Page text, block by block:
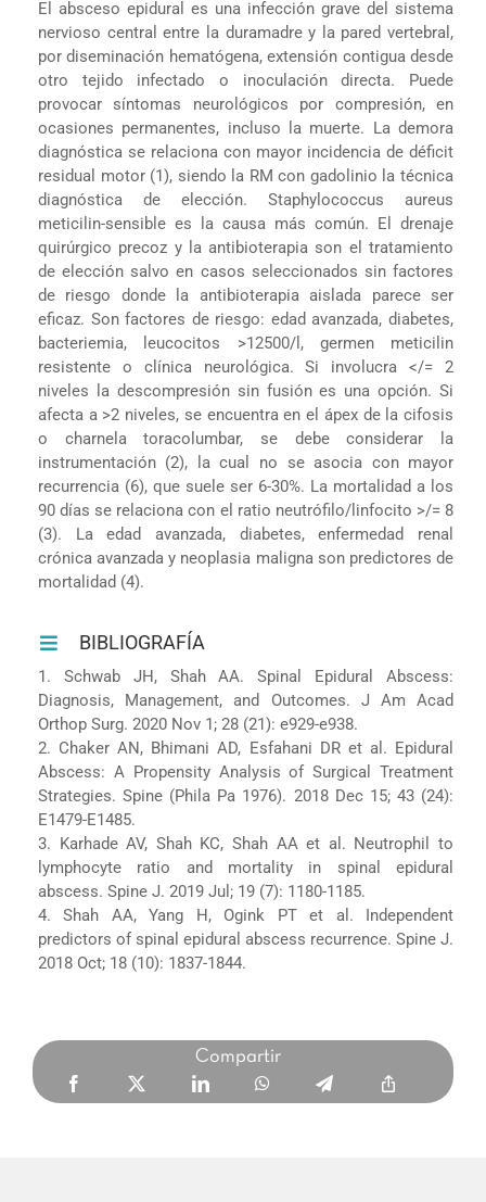
El absceso epidural es una infección grave del sistema
nervioso central entre la duramadre y la pared vertebral,
por diseminación hematógena, extensión contigua desde
otro tejido infectado o inoculación directa. Puede
provocar síntomas neurológicos por compresión, en
ocasiones permanentes, incluso la muerte. La demora
diagnóstica se relaciona con mayor incidencia de déficit
residual motor (1), siendo la RM con gadolinio la técnica
diagnóstica de elección. Staphylococcus aureus
meticilin-sensible es la causa más común. El drenaje
quirúrgico precoz y la antibioterapia son el tratamiento
de elección salvo en casos seleccionados sin factores
de riesgo donde la antibioterapia aislada parece ser
eficaz. Son factores de riesgo: edad avanzada, diabetes,
bacteriemia, leucocitos >12500/l, germen meticilin
resistente o clínica neurológica. Si involucra </= 2
niveles la descompresión sin fusión es una opción. Si
afecta a >2 niveles, se encuentra en el ápex de la cifosis
o charnela toracolumbar, se debe considerar la
instrumentación (2), la cual no se asocia con mayor
recurrencia (6), que suele ser 6-30%. La mortalidad a los
90 días se relaciona con el ratio neutrófilo/linfocito >/= 8
(3). La edad avanzada, diabetes, enfermedad renal
crónica avanzada y neoplasia maligna son predictores de
mortalidad (4).
BIBLIOGRAFÍA
1. Schwab JH, Shah AA. Spinal Epidural Abscess:
Diagnosis, Management, and Outcomes. J Am Acad
Orthop Surg. 2020 Nov 1; 28 (21): e929-e938.
2. Chaker AN, Bhimani AD, Esfahani DR et al. Epidural
Abscess: A Propensity Analysis of Surgical Treatment
Strategies. Spine (Phila Pa 1976). 2018 Dec 15; 43 (24):
E1479-E1485.
3. Karhade AV, Shah KC, Shah AA et al. Neutrophil to
lymphocyte ratio and mortality in spinal epidural
abscess. Spine J. 2019 Jul; 19 (7): 1180-1185.
4. Shah AA, Yang H, Ogink PT et al. Independent
predictors of spinal epidural abscess recurrence. Spine J.
2018 Oct; 18 (10): 1837-1844.
Compartir